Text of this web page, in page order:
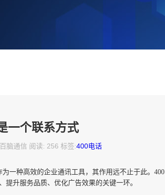
一个联系方式
脑通信 阅读: 256 标签:400电话
为一种高效的企业通讯工具，其作用远不止于此。400
升服务品质、优化广告效果的关键一环。